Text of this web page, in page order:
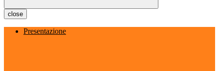
close
Presentazione